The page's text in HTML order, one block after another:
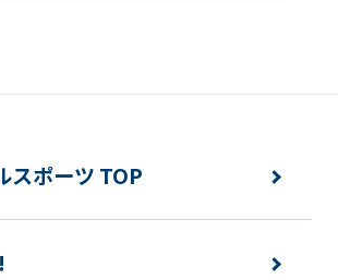
、住所または連絡先等に変更
スポーツ TOP